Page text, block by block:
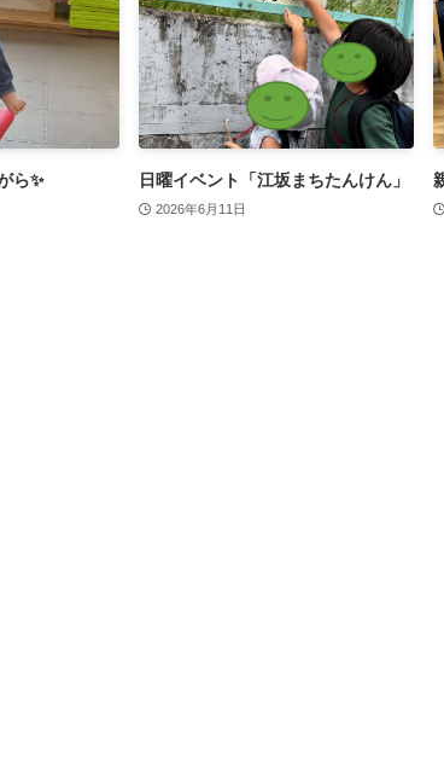
ら✨ 日曜イベント「江坂まちたんけん」
2026年6月11日